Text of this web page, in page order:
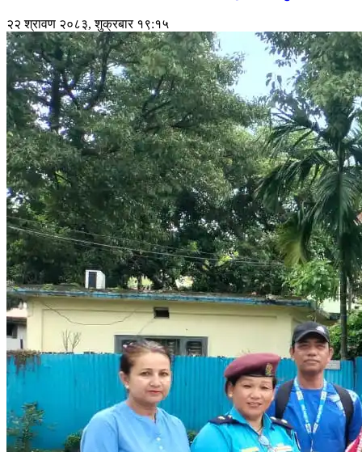
२२ श्रावण २०८३, शुक्रबार १९:१५